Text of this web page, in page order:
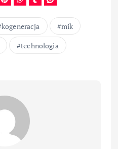
kogeneracja
mik
technologia